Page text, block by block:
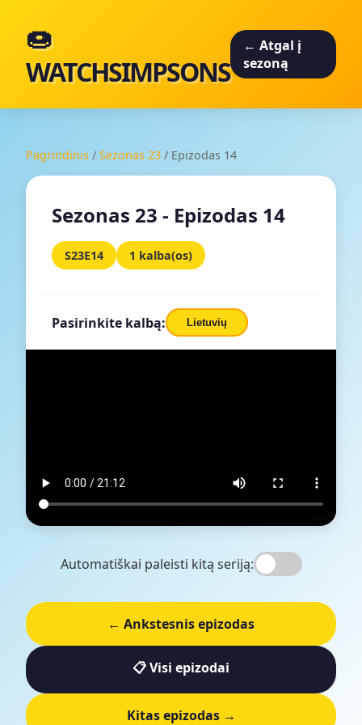
🍩
WATCHSIMPSONS
← Atgal į
sezoną
Pagrindinis / Sezonas 23 / Epizodas 14
Sezonas 23 - Epizodas 14
S23E14 1 kalba(os)
Pasirinkite kalbą: Lietuvių
Automatiškai paleisti kitą seriją:
← Ankstesnis epizodas
📋 Visi epizodai
Kitas epizodas →